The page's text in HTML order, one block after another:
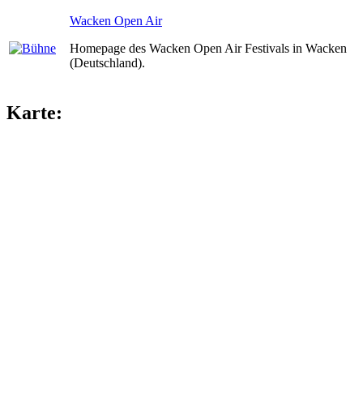
Wacken Open Air
Homepage des Wacken Open Air Festivals in Wacken
(Deutschland).
Karte: